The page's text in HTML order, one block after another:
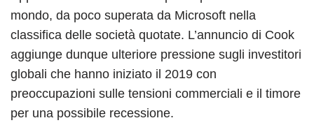
mondo, da poco superata da Microsoft nella
classifica delle società quotate. L’annuncio di Cook
aggiunge dunque ulteriore pressione sugli investitori
globali che hanno iniziato il 2019 con
preoccupazioni sulle tensioni commerciali e il timore
per una possibile recessione.